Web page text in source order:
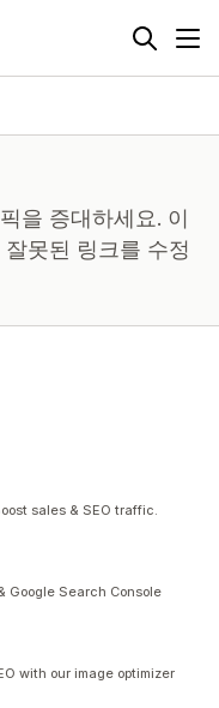
을 증대하세요. 이
못된 링크를 수정
sales & SEO traffic.
Google Search Console
with our image optimizer